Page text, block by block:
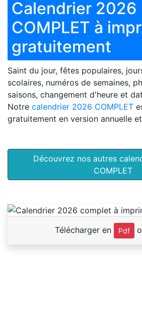
Calendrier 2026
COMPLET à
gratuitement
Saint du jour, fêtes populaires,
scolaires, numéros de semaines,
saisons, changement d'heure et
Notre calendrier 2026 COMPLET
gratuitement en version annuelle
Découvrez nos autres
COMPLET
Télécharger en Pdf